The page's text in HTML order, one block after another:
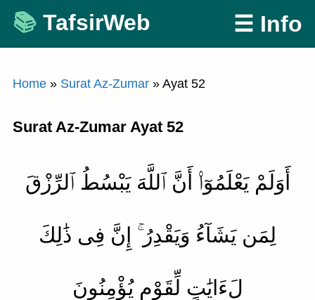
Skip
content
TafsirWeb ☰ Info
Home » Surat Az-Zumar » Ayat 52
Surat Az-Zumar Ayat 52
أَوَلَمْ يَعْلَمُوٓا۟ أَنَّ ٱللَّهَ يَبْسُطُ ٱلرِّزْقَ
لِمَن يَشَآءُ وَيَقْدِرُ ۚ إِنَّ فِى ذَٰلِكَ
لَءَايَٰتٍ لِّقَوْمٍ يُؤْمِنُونَ